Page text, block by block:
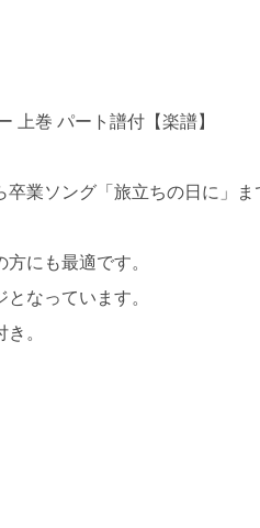
上巻 パート譜付【楽譜】
業ソング「旅立ちの日に」
にも最適です。
なっています。
。